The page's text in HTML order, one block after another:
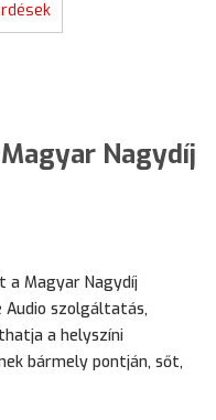
Nagydíj
Magyar Nagydíj
szolgáltatás,
a helyszíni
bármely pontján, sőt,